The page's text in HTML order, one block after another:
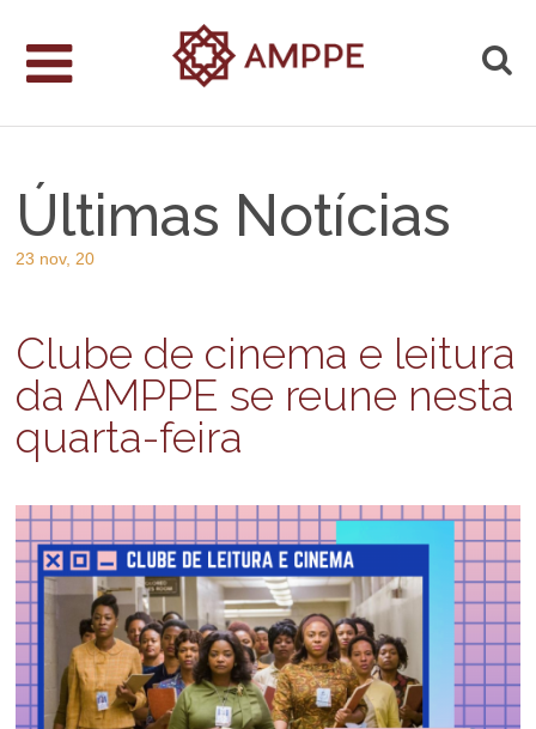
Últimas Notícias
23 nov, 20
Clube de cinema e leitura
da AMPPE se reune nesta
quarta-feira